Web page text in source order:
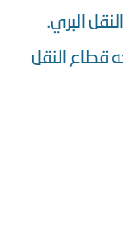
البري.
قطاع النقل